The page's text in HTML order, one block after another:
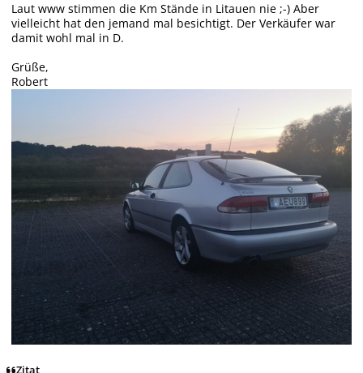
Laut www stimmen die Km Stände in Litauen nie ;-) Aber
vielleicht hat den jemand mal besichtigt. Der Verkäufer war
damit wohl mal in D.
Grüße,
Robert
Zitat